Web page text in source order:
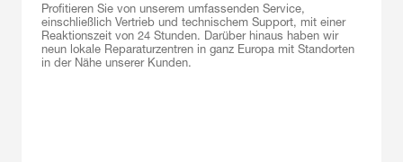
Profitieren Sie von unserem umfassenden Service,
einschließlich Vertrieb und technischem Support, mit einer
Reaktionszeit von 24 Stunden. Darüber hinaus haben wir
neun lokale Reparaturzentren in ganz Europa mit Standorten
in der Nähe unserer Kunden.